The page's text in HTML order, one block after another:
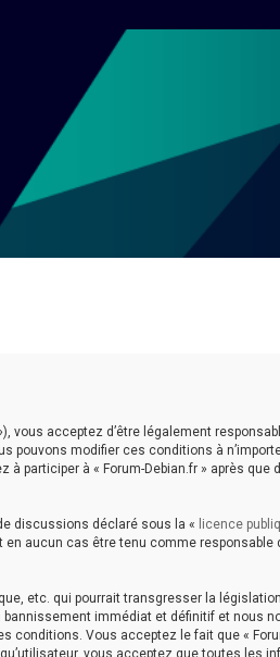
vous acceptez d’être légalement
pouvons modifier ces conditions à
participer à « Forum-Debian.fr » après
discussions déclaré sous la « licence
aucun cas être tenu comme
etc. qui pourrait transgresser la
immédiat et définitif et nous
Vous acceptez le fait que «
vous acceptez que toutes les